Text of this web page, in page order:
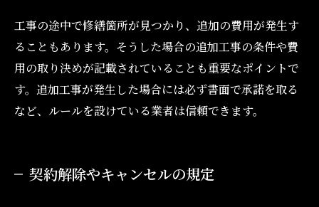
工事の途中で修繕箇所が見つかり、追加の費用が発生す
ることもあります。そうした場合の追加工事の条件や費
用の取り決めが記載されていることも重要なポイントで
す。追加工事が発生した場合には必ず書面で承諾を取る
など、ルールを設けている業者は信頼できます。
契約解除やキャンセルの規定